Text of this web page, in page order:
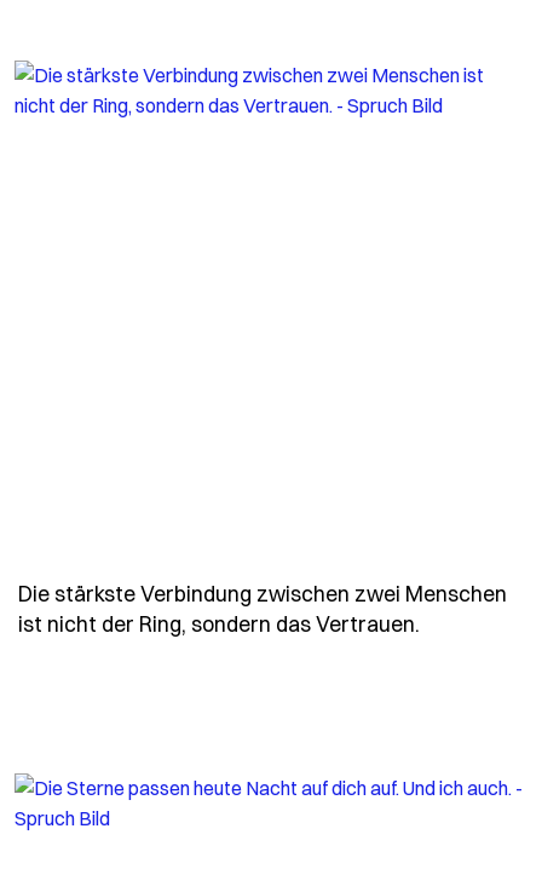
Die stärkste Verbindung zwischen zwei Menschen
ist nicht der Ring, sondern das Vertrauen.